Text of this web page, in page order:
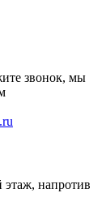
звонок, мы
напротив